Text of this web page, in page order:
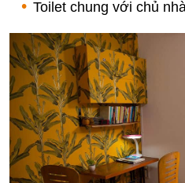
Toilet chung với chủ